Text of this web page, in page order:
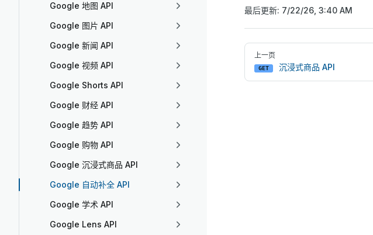
Google 地图 API
Google 图片 API
Google 新闻 API
Google 视频 API
Google Shorts API
Google 财经 API
Google 趋势 API
Google 购物 API
Google 沉浸式商品 API
Google 自动补全 API
Google 学术 API
Google Lens API
最后更新: 7/22/26, 3:40 AM
Pager
上一页
GET 沉浸式商品 API